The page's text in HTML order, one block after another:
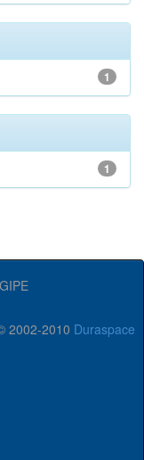
1
1
2002-2010 Duraspace